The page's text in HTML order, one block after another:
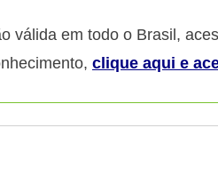
válida em todo o Brasil,
clique aqui e